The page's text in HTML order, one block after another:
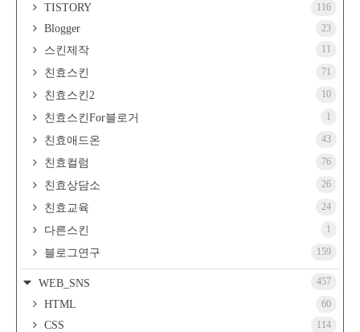
TISTORY 116
Blogger 23
스킨제작 11
친효스킨 71
친효스킨2 10
친효스킨For블로거 1
친효애드온 43
친효컬럼 76
친효상담소 26
친효교육 24
다른스킨 1
블로그연구 159
WEB_SNS 457
HTML 60
CSS 114